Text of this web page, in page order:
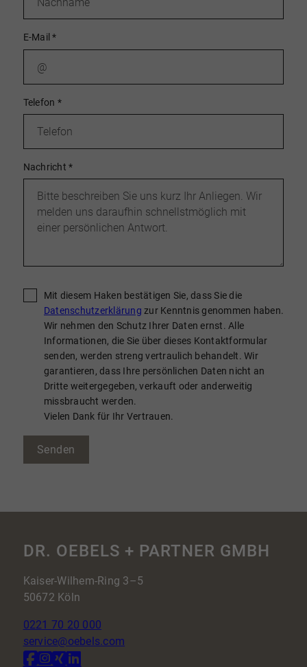
E-Mail*
Telefon *
Nachricht*
Mit diesem Haken bestätigen Sie, dass Sie die
Datenschutzerklärung zur Kenntnis genommen haben.
Wir nehmen den Schutz Ihrer Daten ernst. Alle
Informationen, die Sie über dieses Kontaktformular
senden, werden streng vertraulich behandelt. Wir
garantieren, dass Ihre persönlichen Daten nicht an
Dritte weitergegeben, verkauft oder anderweitig
missbraucht werden.
Vielen Dank für Ihr Vertrauen.
Senden
DR. OEBELS + PARTNER GMBH
Kaiser-Wilhem-Ring 3–5
50672 Köln
0221 70 20 000
service@oebels.com